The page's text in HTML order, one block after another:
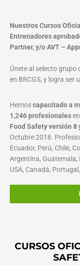
Nuestros Cursos
Entrenadores
Partner, y/o AVT –
Únete al selecto
en BRCGS, y logra ser
Hemoscapacitado a
1,246 profesionalesen
Food Safety versión 8
Octubre 2018.
Ecuador, Perú, Chile,
Argentina, Guatemala,
USA, Canadá,
CURSOS